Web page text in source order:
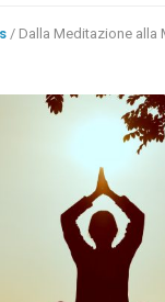
/ Dalla Meditazione alla